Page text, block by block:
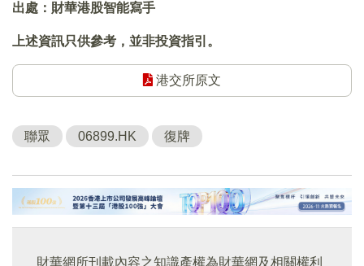
出處：財華港股智能寫手
上述資訊只供參考，並非投資指引。
港交所原文
聯眾 06899.HK 復牌
財華網所刊載內容之知識產權為財華網及相關權利